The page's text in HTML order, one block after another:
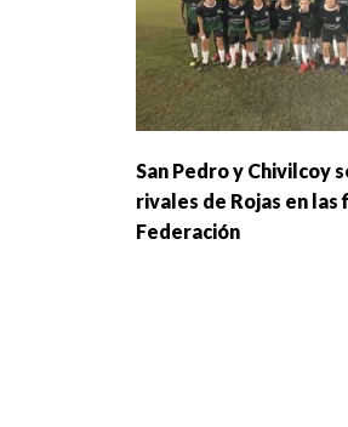
San Pedro y Chivilcoy
rivales de Rojas en las
Federación